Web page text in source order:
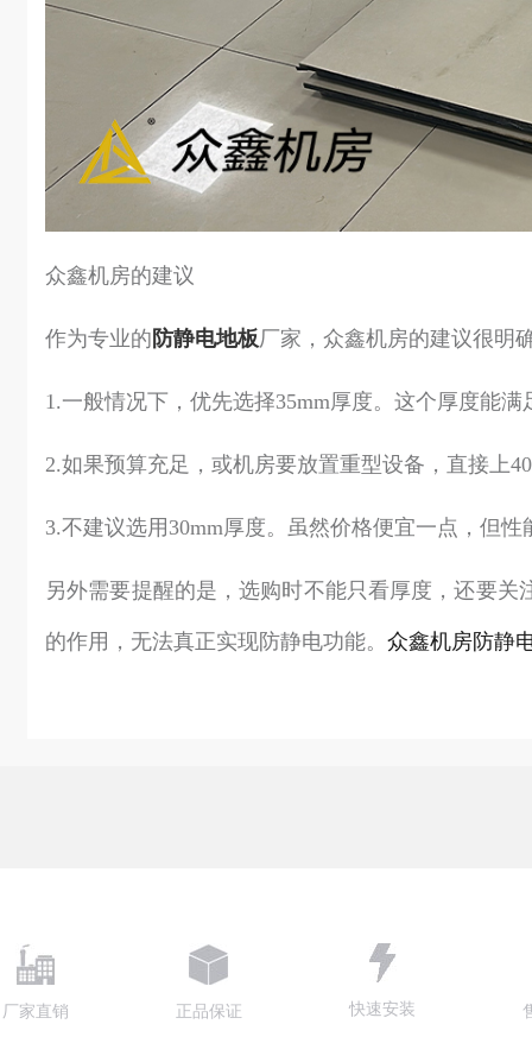
众鑫机房的建议
作为专业的 防静电地板厂家，众鑫机房的建议很明
1.一般情况下，优先选择35mm厚度。这个厚度能
2.如果预算充足，或机房要放置重型设备，直接上
3.不建议选用30mm厚度。虽然价格便宜一点，但
另外需要提醒的是，选购时不能只看厚度，还要
的作用，无法真正实现防静电功能。 众鑫机房防静
厂家直销 正品保证 快速安装